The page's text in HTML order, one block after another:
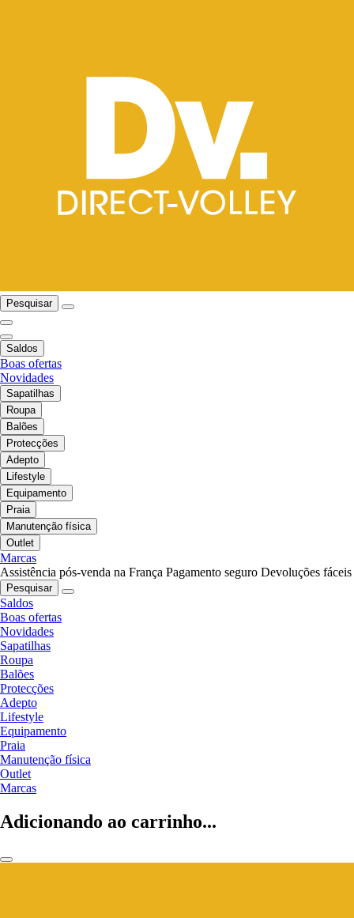
Pesquisar
Saldos
Boas ofertas
Novidades
Sapatilhas
Roupa
Balões
Protecções
Adepto
Lifestyle
Equipamento
Praia
Manutenção física
Outlet
Marcas
Assistência pós-venda na França Pagamento seguro Devoluções fáceis
Pesquisar
Saldos
Boas ofertas
Novidades
Sapatilhas
Roupa
Balões
Protecções
Adepto
Lifestyle
Equipamento
Praia
Manutenção física
Outlet
Marcas
Adicionando ao carrinho...